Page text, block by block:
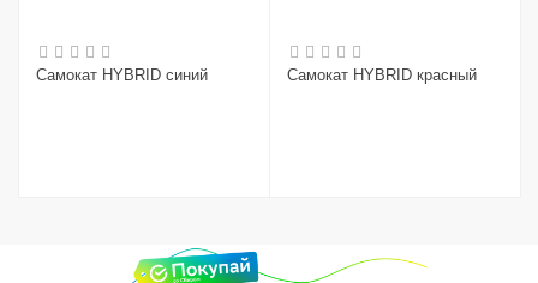
Самокат HYBRID синий Самокат HYBRID красный